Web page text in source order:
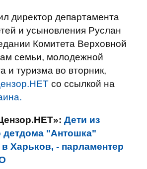
директор департамента
и усыновления Руслан
Комитета Верховной
семьи, молодежной
и туризма во вторник,
со ссылкой на
Дети из
детдома "Антошка"
Харьков, - парламентер